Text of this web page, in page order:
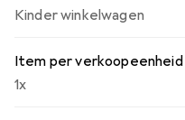
Kinder winkelwagen
Item per verkoopeenheid
1x